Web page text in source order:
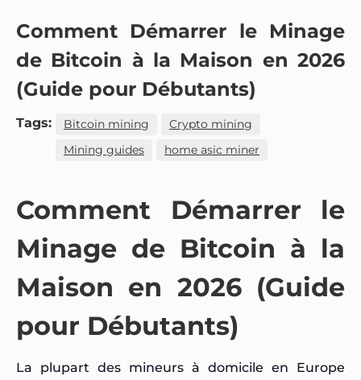
Comment Démarrer le Minage
de Bitcoin à la Maison en 2026
(Guide pour Débutants)
Tags: Bitcoin mining
Crypto mining
Mining guides
home asic miner
Comment Démarrer le
Minage de Bitcoin à la
Maison en 2026 (Guide
pour Débutants)
La plupart des mineurs à domicile en Europe